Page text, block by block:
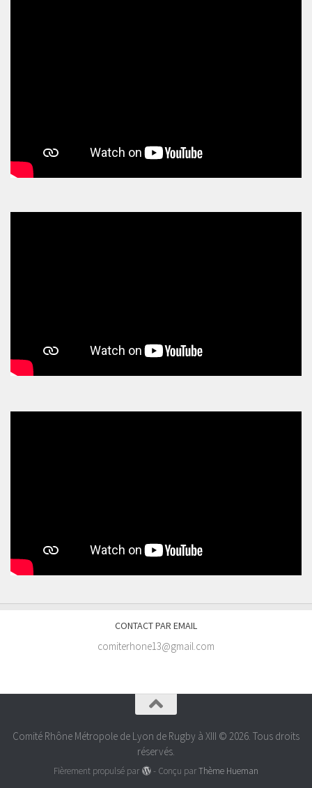
CONTACT PAR EMAIL
comiterhone13@gmail.com
Comité Rhône Métropole de Lyon de Rugby à XIII © 2026. Tous droits
réservés.
Fièrement propulsé par - Conçu parThème Hueman